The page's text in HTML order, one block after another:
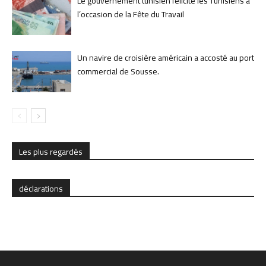
l’occasion de la Fête du Travail
Un navire de croisière américain a accosté au port
commercial de Sousse.
Les plus regardés
déclarations